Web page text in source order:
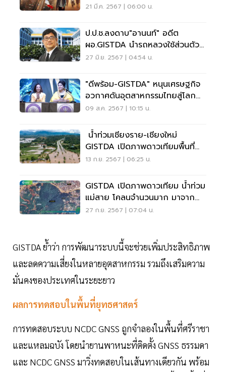
เป็นห่วง
21 มี.ค. 2567 | 06:00 น.
ป.ป.ช.ลงดาบ"อานนท์" อดีต
ผอ.GISTDA นำรถหลวงใช้ส่วนตัว
เกือบ 2 ปี
27 มิ.ย. 2567 | 04:54 น.
"ดีพร้อม-GISTDA" หนุนเศรษฐกิจ
อวกาศดันอุตสาหกรรมไทยสู่โลก
อนาคต
09 ส.ค. 2567 | 10:15 น.
น้ำท่วมเชียงราย-เชียงใหม่
GISTDA เปิดภาพดาวเทียมพื้นที่
เสียหาย 86,438 ไร่
13 ก.ย. 2567 | 06:25 น.
GISTDA เปิดภาพดาวเทียม น้ำท่วม
แม่สาย โคลนจำนวนมาก มาจาก
ไหน
27 ก.ย. 2567 | 07:04 น.
GISTDA ย้ำว่า การพัฒนาระบบนี้จะช่วยเพิ่มประสิทธิภาพ
และลดความเสี่ยงในหลายอุตสาหกรรม รวมถึงเสริมความ
มั่นคงของประเทศในระยะยาว
ผลการทดสอบในพื้นที่ยุทธศาสตร์
การทดสอบระบบ NCDC GNSS ถูกจำลองในพื้นที่ศรีราชา
และแหลมฉบัง โดยนำยานพาหนะที่ติดตั้ง GNSS ธรรมดา
และ NCDC GNSS มาวิ่งทดสอบในเส้นทางเดียวกัน พร้อม